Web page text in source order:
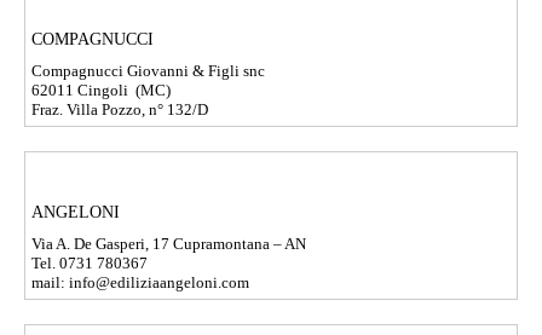
COMPAGNUCCI
Compagnucci Giovanni & Figli snc
62011 Cingoli (MC)
Fraz. Villa Pozzo, n° 132/D
ANGELONI
Via A. De Gasperi, 17 Cupramontana – AN
Tel. 0731 780367
mail: info@ediliziaangeloni.com